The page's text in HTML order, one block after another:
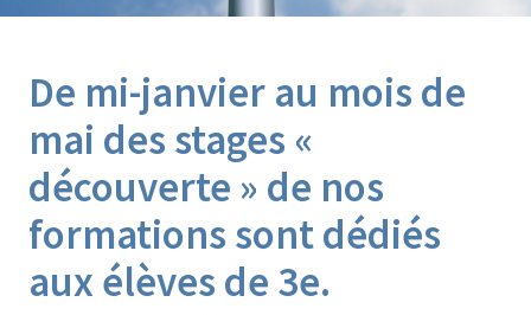
De mi-janvier au mois de
mai des stages «
découverte » de nos
formations sont dédiés
aux élèves de 3e.